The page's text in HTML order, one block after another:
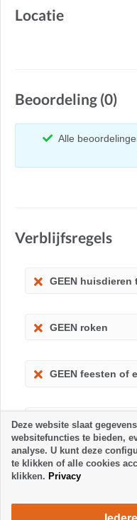
Locatie
Beoordeling (0)
Alle
Verblijfsregels
GEEN huisdieren
GEEN roken
GEEN feesten of
Kinderen
Deze website slaat
websitefuncties te bieden,
analyse. U kunt deze
te klikken of alle cookies
klikken. Privacy